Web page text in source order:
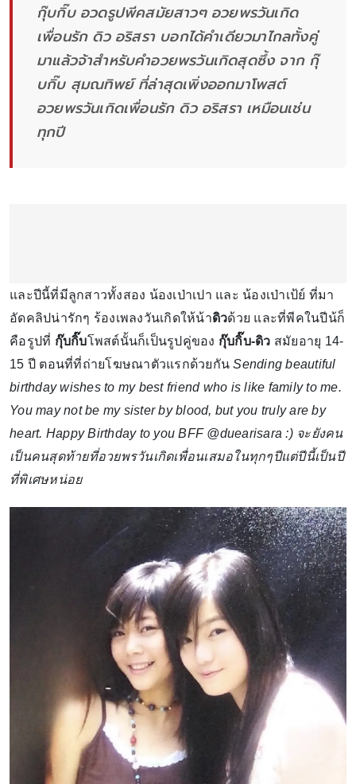
กุ๊บกิ๊บ อวดรูปพีคสมัยสาวๆ อวยพรวันเกิด
เพื่อนรัก ดิว อริสรา บอกได้คำเดียวมาไกลทั้งคู่
มาแล้วจ้าสำหรับคำอวยพรวันเกิดสุดซึ้ง จาก กุ๊
บกิ๊บ สุมณทิพย์ ที่ล่าสุดเพิ่งออกมาโพสต์
อวยพรวันเกิดเพื่อนรัก ดิว อริสรา เหมือนเช่น
ทุกปี
และปีนี้ที่มีลูกสาวทั้งสอง น้องเป่าเปา และ น้องเป่าเป้ย์ ที่มา
อัดคลิปน่ารักๆ ร้องเพลงวันเกิดให้น้าดิวด้วย และที่พีคในปีน้ก็
คือรูปที่ กุ๊บกิ๊บโพสต์นั้นก็เป็นรูปคู่ของ กุ๊บกิ๊บ-ดิว สมัยอายุ 14-
15 ปี ตอนที่ที่ถ่ายโฆษณาตัวแรกด้วยกันSending beautiful
birthday wishes to my best friend who is like family to me.
You may not be my sister by blood, but you truly are by
heart. Happy Birthday to you BFF @duearisara :) จะยังคน
เป็นคนสุดท้ายที่อวยพรวันเกิดเพื่อนเสมอในทุกๆปีแต่ปีนี้เป็นปี
ที่พิเศษหน่อย